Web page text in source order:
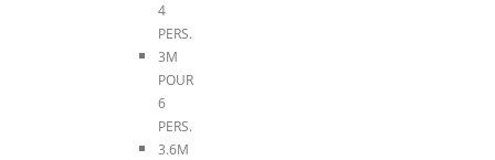
4
PERS.
3M
POUR
6
PERS.
3.6M